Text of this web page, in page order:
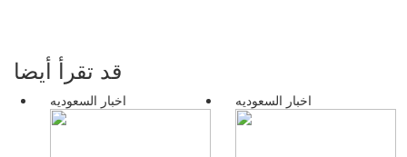
قد تقرأ أيضا
اخبار السعوديه اخبار السعوديه